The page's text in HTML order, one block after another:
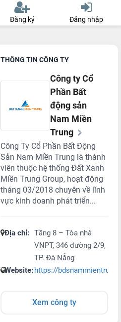
Đăng ký Đăng nhập
THÔNG TIN CÔNG TY
Công ty Cổ
Phần Bất
động sản
Nam Miền
Trung
Công Ty Cổ Phần Bất Động
Sản Nam Miền Trung là thành
viên thuộc hệ thống Đất Xanh
Miền Trung Group, hoạt động
tháng 03/2018 chuyên về lĩnh
vực kinh doanh phát triển...
Địa chỉ: Tầng 8 – Tòa nhà
VNPT, 346 đường 2/9,
TP. Đà Nẵng
Website:https://
Xem công ty